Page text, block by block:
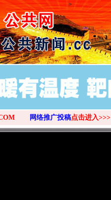
>
网络推广投稿点击进入>>>